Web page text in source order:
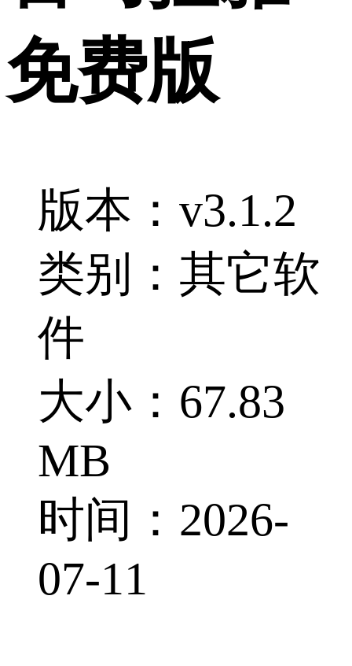
免费版
版本：v3.1.2
类别：其它软
件
大小：67.83
MB
时间：2026-
07-11